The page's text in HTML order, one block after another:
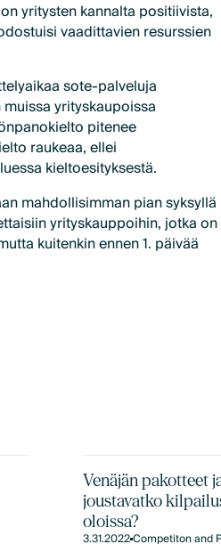
yritysten kannalta positiivista,
vaadittavien resurssien
sote-palveluja
yrityskaupoissa
pitenee
raukeaa, ellei
kieltoesityksestä.
mahdollisimman pian syksyllä
yrityskauppoihin, jotka on
kuitenkin ennen 1. päivää
Venäjän pakotteet
joustavatko
oloissa?
3.31.2022Competiton and